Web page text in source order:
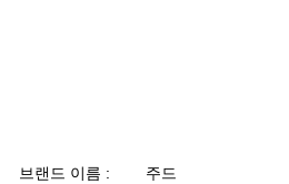
브랜드 이름 : 주드